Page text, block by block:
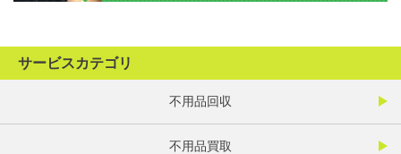
サービスカテゴリ
不用品回収
不用品買取